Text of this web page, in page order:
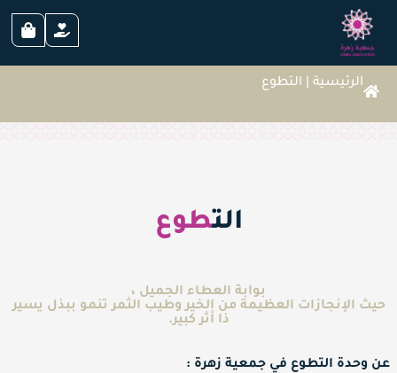
الرئيسية التطوع
التطوع
بوابة العطاء الجميل ،
حيث الإنجازات العظيمة من الخير وطيب الثمر تنمو ببذل يسير
ذا أثر كبير.
عن وحدة التطوع في جمعية زهرة :